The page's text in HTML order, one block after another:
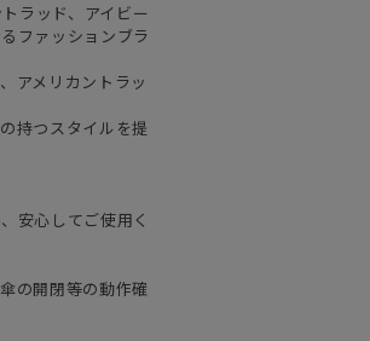
ラッド、アイビー
ファッションブラ
アメリカントラッ
持つスタイルを提
安心してご使用く
の開閉等の動作確